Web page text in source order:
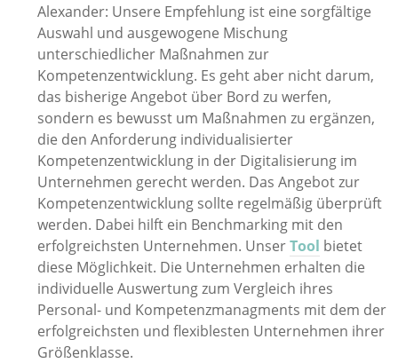
Alexander: Unsere Empfehlung ist eine sorgfältige
Auswahl und ausgewogene Mischung
unterschiedlicher Maßnahmen zur
Kompetenzentwicklung. Es geht aber nicht darum,
das bisherige Angebot über Bord zu werfen,
sondern es bewusst um Maßnahmen zu ergänzen,
die den Anforderung individualisierter
Kompetenzentwicklung in der Digitalisierung im
Unternehmen gerecht werden. Das Angebot zur
Kompetenzentwicklung sollte regelmäßig überprüft
werden. Dabei hilft ein Benchmarking mit den
erfolgreichsten Unternehmen. UnserTool bietet
diese Möglichkeit. Die Unternehmen erhalten die
individuelle Auswertung zum Vergleich ihres
Personal- und Kompetenzmanagments mit dem der
erfolgreichsten und flexiblesten Unternehmen ihrer
Größenklasse.